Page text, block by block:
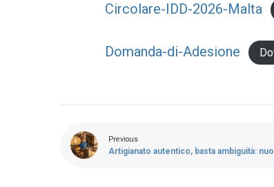
Circolare-IDD-2026-Malta
Domanda-di-Adesione
Previous
Artigianato autentico, basta ambiguità: